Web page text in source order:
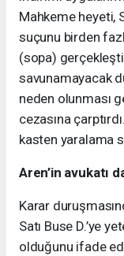
Mahkeme heyeti,
suçunu birden
(sopa)
savunamayacak
neden olunması
cezasına
kasten yaralama
Aren’in avukatı
Karar
Satı Buse D.’ye
olduğunu ifade